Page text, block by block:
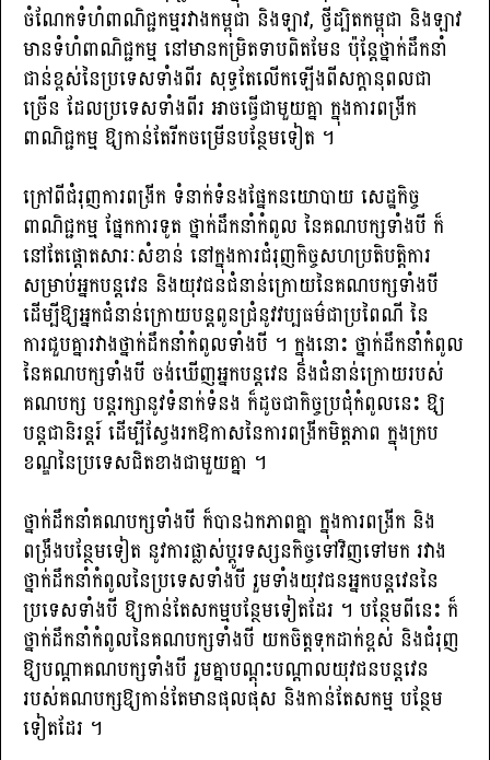
ចំណែកទំហំពាណិជ្ជកម្មរវាងកម្ពុជា និងឡាវ, ថ្វីដ្បិតកម្ពុជា និងឡាវ
មានទំហំពាណិជ្ជកម្ម នៅមានកម្រិតទាបពិតមែន ប៉ុន្តែថ្នាក់ដឹកនាំ
ជាន់ខ្ពស់នៃប្រទេសទាំងពីរ សុទ្ធតែលើកឡើងពីសក្តានុពលជា
ច្រើន ដែលប្រទេសទាំងពីរ អាចធ្វើជាមួយគ្នា ក្នុងការពង្រីក
ពាណិជ្ជកម្ម ឱ្យកាន់តែរីកចម្រើនបន្ថែមទៀត ។
ក្រៅពីជំរុញការពង្រីក ទំនាក់ទំនងផ្នែកនយោបាយ សេដ្ឋកិច្ច
ពាណិជ្ជកម្ម ផ្នែកការទូត ថ្នាក់ដឹកនាំកំពូល នៃគណបក្សទាំងបី ក៏
នៅតែផ្តោតសារៈសំខាន់ នៅក្នុងការជំរុញកិច្ចសហប្រតិបត្តិការ
សម្រាប់អ្នកបន្តវេន និងយុវជនជំនាន់ក្រោយនៃគណបក្សទាំងបី
ដើម្បីឱ្យអ្នកជំនាន់ក្រោយបន្តពូនជ្រំនូវវប្បធម៌ជាប្រពៃណី នៃ
ការជួបគ្នារវាងថ្នាក់ដឹកនាំកំពូលទាំងបី ។ ក្នុងនោះ ថ្នាក់ដឹកនាំកំពូល
នៃគណបក្សទាំងបី ចង់ឃើញអ្នកបន្តវេន និងជំនាន់ក្រោយរបស់
គណបក្ស បន្តរក្សានូវទំនាក់ទំនង ក៏ដូចជាកិច្ចប្រជុំកំពូលនេះ ឱ្យ
បន្តជានិរន្តរ៍ ដើម្បីស្វែងរកឱកាសនៃការពង្រីកមិត្តភាព ក្នុងក្រប
ខណ្ឌនៃប្រទេសជិតខាងជាមួយគ្នា ។
ថ្នាក់ដឹកនាំគណបក្សទាំងបី ក៏បានឯកភាពគ្នា ក្នុងការពង្រីក និង
ពង្រឹងបន្ថែមទៀត នូវការផ្លាស់ប្តូរទស្សនកិច្ចទៅវិញទៅមក រវាង
ថ្នាក់ដឹកនាំកំពូលនៃប្រទេសទាំងបី រួមទាំងយុវជនអ្នកបន្តវេននៃ
ប្រទេសទាំងបី ឱ្យកាន់តែសកម្មបន្ថែមទៀតដែរ ។ បន្ថែមពីនេះ ក៏
ថ្នាក់ដឹកនាំកំពូលនៃគណបក្សទាំងបី យកចិត្តទុកដាក់ខ្ពស់ និងជំរុញ
ឱ្យបណ្តាគណបក្សទាំងបី រួមគ្នាបណ្តុះបណ្តាលយុវជនបន្តវេន
របស់គណបក្សឱ្យកាន់តែមានផុលផុស និងកាន់តែសកម្ម បន្ថែម
ទៀតដែរ ។